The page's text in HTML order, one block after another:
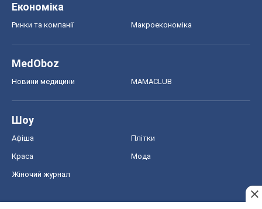
Економіка
Ринки та компанії Макроекономіка
MedOboz
Новини медицини MAMACLUB
Шоу
Афіша Плітки
Краса Мода
Жіночий журнал